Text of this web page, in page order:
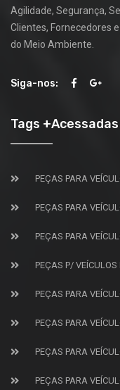
Agilidade, Segurança,
Clientes, Fornecedores
do Meio Ambiente.
Siga-nos:
Tags +Acessadas
PEÇAS PARA
PEÇAS PARA
PEÇAS PARA
PEÇAS P/
PEÇAS PARA
PEÇAS PARA
PEÇAS PARA
PEÇAS PARA